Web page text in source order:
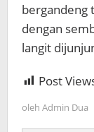
bergandeng
dengan
langit
Post
oleh Admin Dua